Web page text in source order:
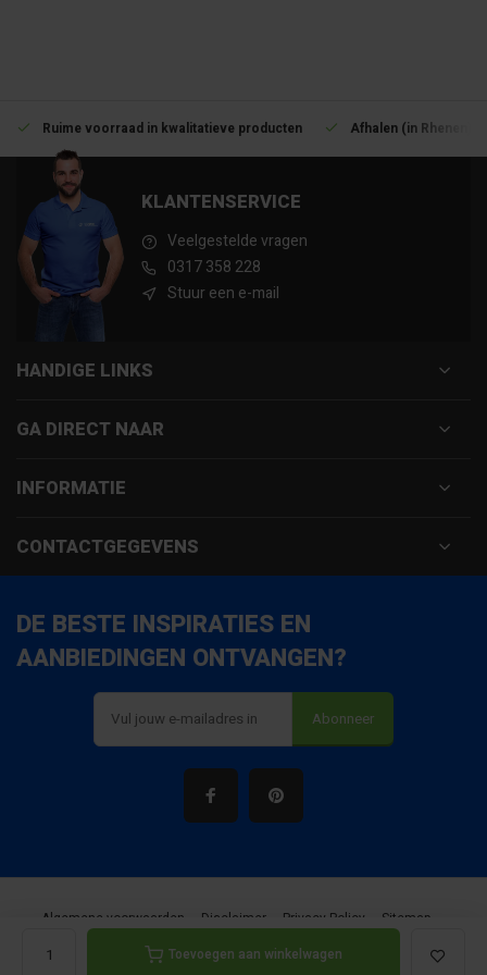
Toevoegen aan winkelwagen
Ruime voorraad in kwalitatieve producten Afhalen (in Rhenen)
KLANTENSERVICE
Veelgestelde vragen
0317 358 228
Stuur een e-mail
HANDIGE LINKS
GA DIRECT NAAR
INFORMATIE
CONTACTGEGEVENS
DE BESTE INSPIRATIES EN
AANBIEDINGEN ONTVANGEN?
Abonneer
Algemene voorwaarden Disclaimer Privacy Policy Sitemap